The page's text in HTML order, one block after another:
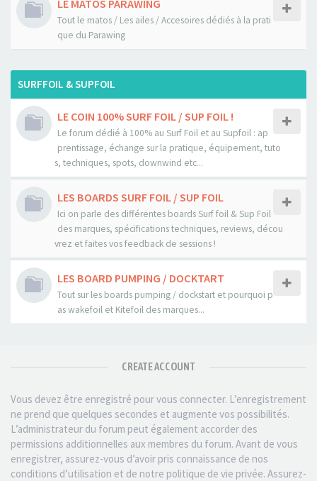
LE MATOS PARAWING
Tout le matos / Les ailes / Accesoires dédiés à la prati
que du Parawing
SURFFOIL & SUPFOIL
LE COIN 100% SURF FOIL / SUP FOIL !
Le forum dédié à 100% au Surf Foil et au Supfoil : ap
prentissage, échange sur la pratique, équipement, tuto
s, techniques, spots, downwind etc...
LES BOARDS SURF FOIL / SUP FOIL
Ici on parle des différentes boards Surf foil & Sup Foil
des marques, spécifications techniques, reviews, décou
vrez et faites vos feedback de sessions !
LES BOARD PUMPING / DOCKTART
Tout sur les boards pumping / dockstart et pourquoi p
as wakefoil et Kitefoil des marques...
CREATE ACCOUNT
Vous devez être enregistré pour vous connecter. L’enregistrement
ne prend que quelques secondes et augmente vos possibilités.
L’administrateur du forum peut également accorder des
permissions additionnelles aux membres du forum. Avant de vous
enregistrer, assurez-vous d’avoir pris connaissance de nos
conditions d’utilisation et de notre politique de vie privée. Assurez-